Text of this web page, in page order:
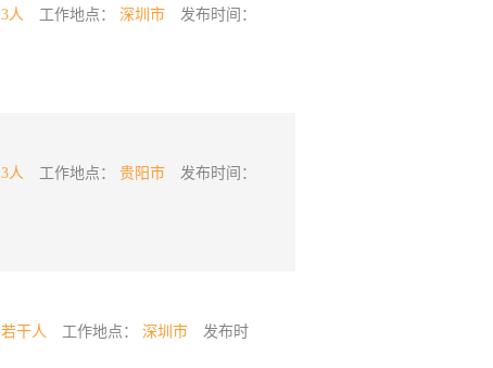
3人 工作地点： 深圳市
发布时间：
3人 工作地点： 贵阳市
发布时间：
若干人 工作地点： 深圳市
发布时